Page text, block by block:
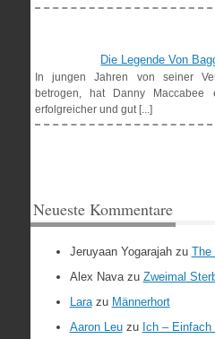
Die Legende Von
In jungen Jahren von seiner
betrogen, hat Danny Maccabee
erfolgreicher und gut [...]
Neueste Kommentare
Jeruyaan Yogarajahzu The
Alex Navazu Zweimal
Larazu Männerhort
Aaron Leuzu Ich –